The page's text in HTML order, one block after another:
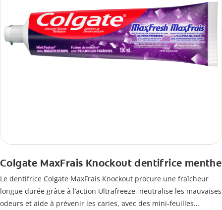
Colgate MaxFrais Knockout dentifrice menthe
Le dentifrice Colgate MaxFrais Knockout procure une fraîcheur
longue durée grâce à l’action Ultrafreeze, neutralise les mauvaises
odeurs et aide à prévenir les caries, avec des mini-feuilles